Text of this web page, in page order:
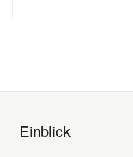
Einblick